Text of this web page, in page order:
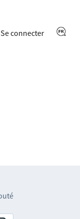
Se connecter